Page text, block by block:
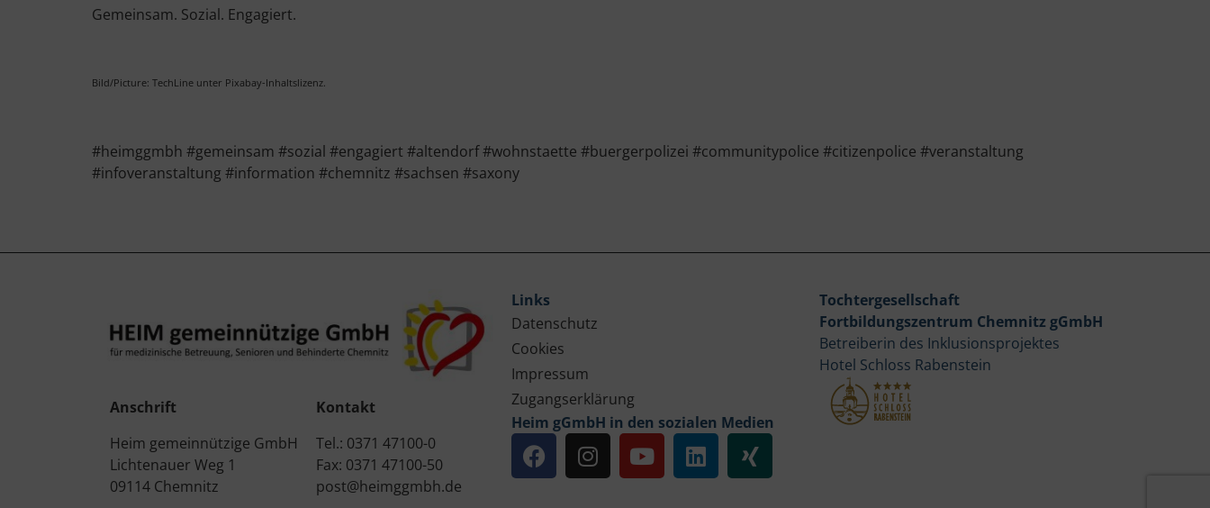
Gemeinsam. Sozial. Engagiert.
Bild/Picture: TechLine unter Pixabay-Inhaltslizenz.
#heimggmbh #gemeinsam #sozial #engagiert #altendorf #wohnstaette #buergerpolizei #communitypolice #citizenpolice #veranstaltung
#infoveranstaltung #information #chemnitz #sachsen #saxony
Anschrift
Heim gemeinnützige GmbH
Lichtenauer Weg 1
09114 Chemnitz
Kontakt
Tel.: 0371 47100-0
Fax: 0371 47100-50
post@heimggmbh.de
Links
Datenschutz
Cookies
Impressum
Zugangserklärung
Heim gGmbH in den sozialen Medien
Tochtergesellschaft
Fortbildungszentrum Chemnitz gGmbH
Betreiberin des Inklusionsprojektes
Hotel Schloss Rabenstein